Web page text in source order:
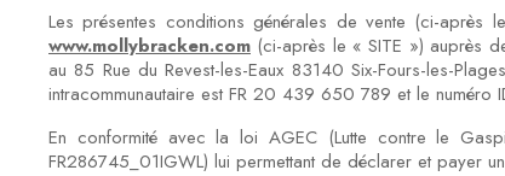
Les présentes conditions générales de vente (ci-après
www.mollybracken.com (ci-après le « SITE ») auprès
au 85 Rue du Revest-les-Eaux 83140 Six-Fours-les-
intracommunautaire est FR 20 439 650 789 et le numéro
En conformité avec la loi AGEC (Lutte contre le
FR286745_01IGWL) lui permettant de déclarer et payer